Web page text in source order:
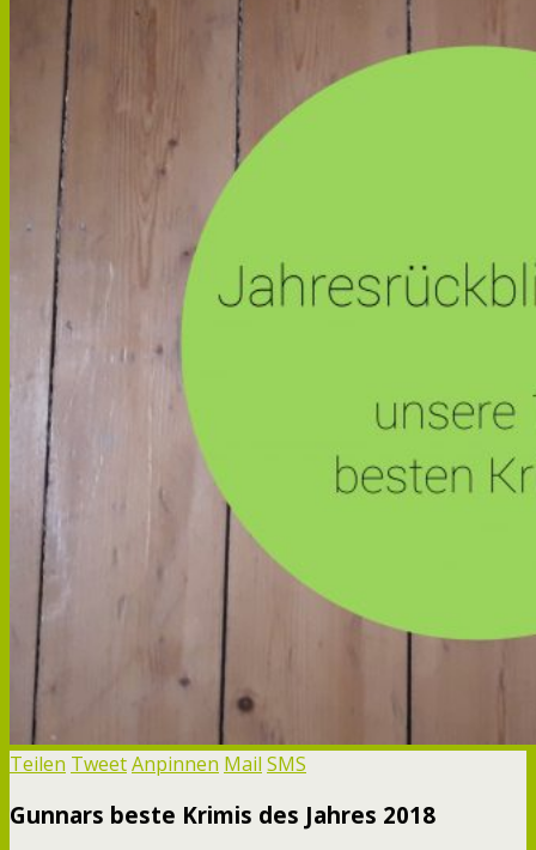
Teilen TweetAnpinnen Mail SMS
Gunnars beste Krimis des Jahres 2018